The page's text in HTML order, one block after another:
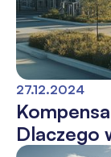
27.12.2024
Dlaczego